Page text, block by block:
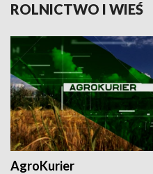
ROLNICTWO I WIEŚ
AgroKurier